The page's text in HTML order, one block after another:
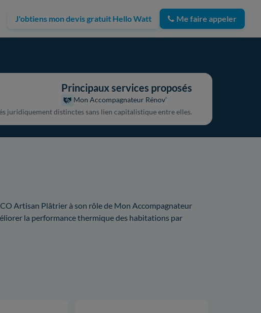
J'obtiens mon devis gratuit Hello Watt Me faire appeler
Principaux services proposés
Mon Accompagnateur Rénov'
juridiquement distinctes sans lien capitalistique entre elles.
Artisan Plâtrier à son rôle de Mon Accompagnateur
la performance thermique des habitations par